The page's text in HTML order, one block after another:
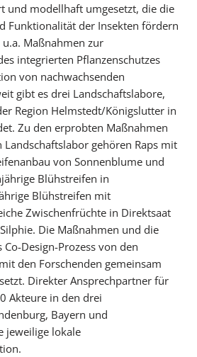
und modellhaft umgesetzt, die die
Funktionalität der Insekten fördern
Maßnahmen zur
integrierten Pflanzenschutzes
von nachwachsenden
gibt es drei Landschaftslabore,
Region Helmstedt/Königslutter in
Zu den erprobten Maßnahmen
Landschaftslabor gehören Raps mit
von Sonnenblume und
Blühstreifen in
Blühstreifen mit
Zwischenfrüchte in Direktsaat
Die Maßnahmen und die
Design-Prozess von den
den Forschenden gemeinsam
Direkter Ansprechpartner für
Akteure in den drei
Bayern und
jeweilige lokale